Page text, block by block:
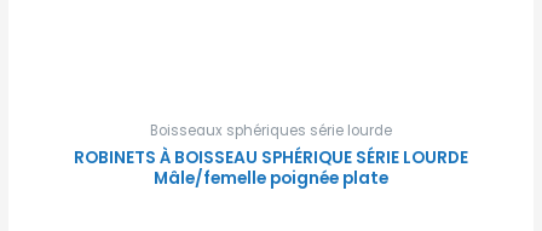
Boisseaux sphériques série lourde
ROBINETS À BOISSEAU SPHÉRIQUE SÉRIE LOURDE
Mâle/femelle poignée plate